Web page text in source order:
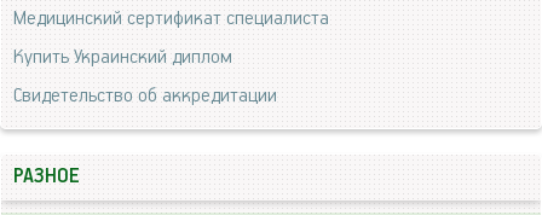
Медицинский сертификат специалиста
Купить Украинский диплом
Свидетельство об аккредитации
РАЗНОЕ